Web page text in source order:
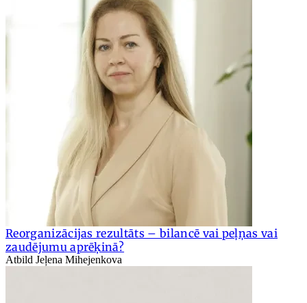
Reorganizācijas rezultāts – bilancē vai peļņas vai
zaudējumu aprēķinā?
Atbild Jeļena Mihejenkova